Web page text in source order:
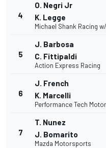
4
O. Negri Jr
K. Legge
Michael Shank Racing
5
J. Barbosa
C. Fittipaldi
Action Express Racing
6
J. French
K. Marcelli
Performance Tech
7
T. Nunez
J. Bomarito
Mazda Motorsports